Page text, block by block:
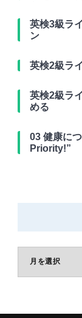
英検3級ラ
ン
英検2級ラ
英検2級ラ
める
03 健康に
Priority!”